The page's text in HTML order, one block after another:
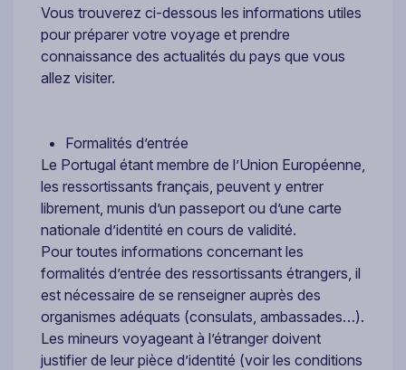
Vous trouverez ci-dessous les informations utiles
pour préparer votre voyage et prendre
connaissance des actualités du pays que vous
allez visiter.
Formalités d’entrée
Le Portugal étant membre de l’Union Européenne,
les ressortissants français, peuvent y entrer
librement, munis d’un passeport ou d’une carte
nationale d’identité en cours de validité.
Pour toutes informations concernant les
formalités d’entrée des ressortissants étrangers, il
est nécessaire de se renseigner auprès des
organismes adéquats (consulats, ambassades…).
Les mineurs voyageant à l’étranger doivent
justifier de leur pièce d’identité (voir les conditions